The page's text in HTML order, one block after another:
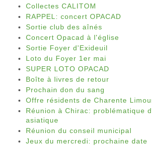
Collectes CALITOM
RAPPEL: concert OPACAD
Sortie club des aînés
Concert Opacad à l'église
Sortie Foyer d'Exideuil
Loto du Foyer 1er mai
SUPER LOTO OPACAD
Boîte à livres de retour
Prochain don du sang
Offre résidents de Charente
Réunion à Chirac: problématique
asiatique
Réunion du conseil municipal
Jeux du mercredi: prochaine date